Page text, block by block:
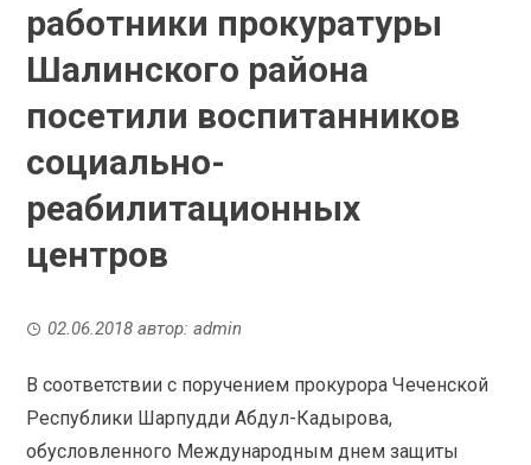
работники прокуратуры
Шалинского района
посетили воспитанников
социально-
реабилитационных
центров
02.06.2018 автор:admin
В соответствии с поручением прокурора Чеченской
Республики Шарпудди Абдул-Кадырова,
обусловленного Международным днем защиты